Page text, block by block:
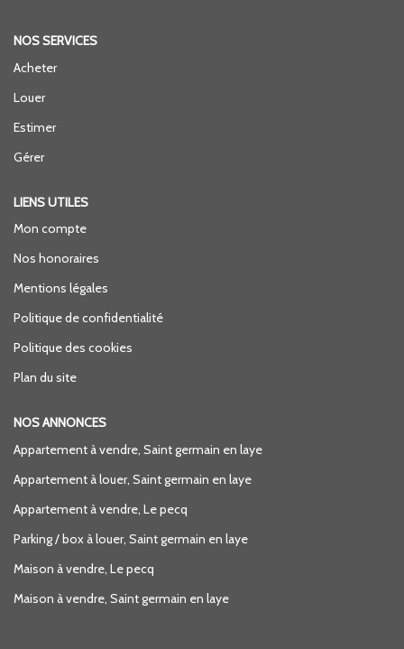
NOS SERVICES
Acheter
Louer
Estimer
Gérer
LIENS UTILES
Mon compte
Nos honoraires
Mentions légales
Politique de confidentialité
Politique des cookies
Plan du site
NOS ANNONCES
Appartement à vendre, Saint germain en laye
Appartement à louer, Saint germain en laye
Appartement à vendre, Le pecq
Parking / box à louer, Saint germain en laye
Maison à vendre, Le pecq
Maison à vendre, Saint germain en laye